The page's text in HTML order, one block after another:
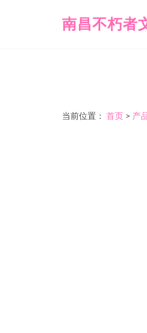
南昌不朽者
当前位置： 首页 > 产